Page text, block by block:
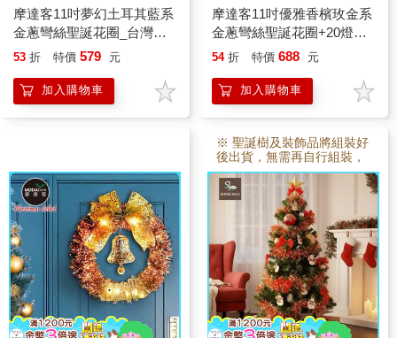
摩達客11吋夢幻土耳其藍系
金蔥彎絲聖誕花圈_台灣工
藝免組裝
53 折 特價 579 元
加入購物車
摩達客11吋優雅香檳玫金系
金蔥彎絲聖誕花圈+20燈
LED暖白光燈串
54 折 特價 688 元
加入購物車
※ 聖誕樹及裝飾品將組裝好
後出貨，無需再自行組裝，
故本賣場 訂製3~5日後出
貨。